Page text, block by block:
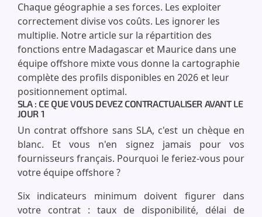
Chaque géographie a ses forces. Les exploiter
correctement divise vos coûts. Les ignorer les
multiplie. Notre article sur la répartition des
fonctions entre Madagascar et Maurice dans une
équipe offshore mixte vous donne la cartographie
complète des profils disponibles en 2026 et leur
positionnement optimal.
SLA : CE QUE VOUS DEVEZ CONTRACTUALISER AVANT LE
JOUR 1
Un contrat offshore sans SLA, c'est un chèque en
blanc. Et vous n'en signez jamais pour vos
fournisseurs français. Pourquoi le feriez-vous pour
votre équipe offshore ?
Six indicateurs minimum doivent figurer dans
votre contrat : taux de disponibilité, délai de